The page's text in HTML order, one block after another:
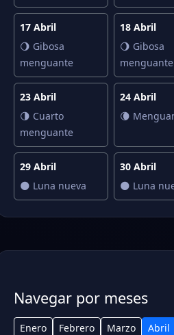
17 Abril
🌖 Gibosa
menguante
18 Abril
🌖 Gibosa
menguante
23 Abril
🌗 Cuarto
menguante
24 Abril
🌘
29 Abril
🌑 Luna nueva
30 Abril
🌑 Luna
Navegar por meses
Enero Febrero Marzo Abril